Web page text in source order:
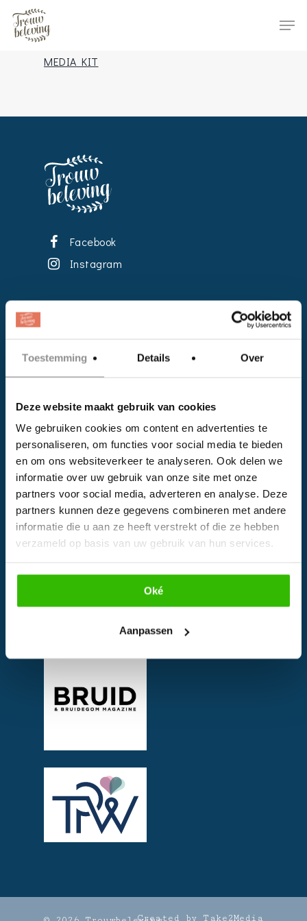
Toestemming Details Over
Deze website maakt gebruik van cookies
We gebruiken cookies om content en advertenties te
personaliseren, om functies voor social media te bieden
en om ons websiteverkeer te analyseren. Ook delen we
informatie over uw gebruik van onze site met onze
partners voor social media, adverteren en analyse. Deze
partners kunnen deze gegevens combineren met andere
informatie die u aan ze heeft verstrekt of die ze hebben
verzameld op basis van uw gebruik van hun services.
Oké
Aanpassen
MEDIA KIT
Facebook
Instagram
Bedrijven
Weddingplanner
INFORMATIE
Voor Bedrijven
Contact
Over ons
Privacy Voorwaarden
Algemene Voorwaarden
Created by Take2Media